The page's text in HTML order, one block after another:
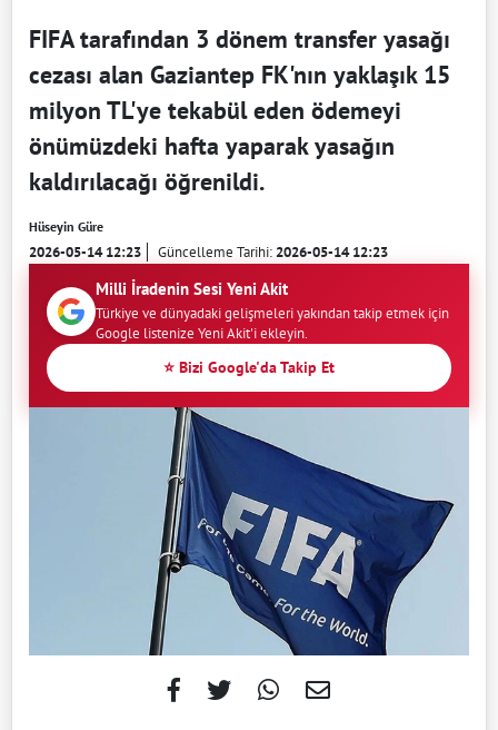
FIFA tarafından 3 dönem transfer yasağı
cezası alan Gaziantep FK'nın yaklaşık 15
milyon TL'ye tekabül eden ödemeyi
önümüzdeki hafta yaparak yasağın
kaldırılacağı öğrenildi.
Hüseyin Güre
2026-05-14 12:23 Güncelleme Tarihi:2026-05-14 12:23
Milli İradenin Sesi Yeni Akit
Türkiye ve dünyadaki gelişmeleri yakından takip etmek için
Google listenize Yeni Akit'i ekleyin.
⭐ Bizi Google'da Takip Et